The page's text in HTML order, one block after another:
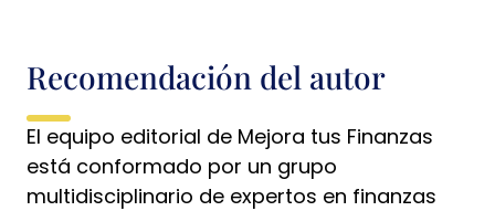
Recomendación del autor
El equipo editorial de Mejora tus Finanzas
está conformado por un grupo
multidisciplinario de expertos en finanzas